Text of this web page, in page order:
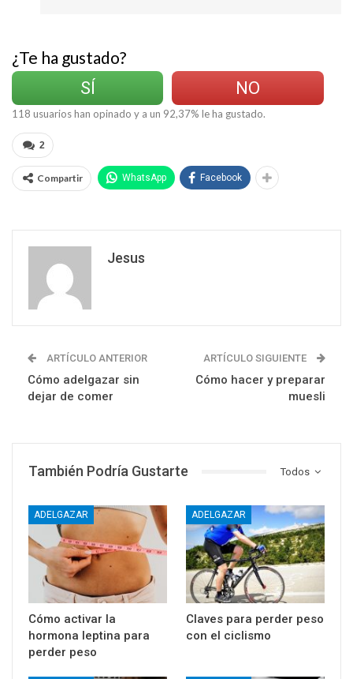
¿Te ha gustado?
SÍ
NO
118 usuarios han opinado y a un 92,37% le ha gustado.
2
Compartir WhatsApp Facebook
Jesus
ARTÍCULO ANTERIOR
Cómo adelgazar sin
dejar de comer
ARTÍCULO SIGUIENTE
Cómo hacer y preparar
muesli
Todos
También Podría Gustarte
ADELGAZAR
Cómo activar la
hormona leptina para
perder peso
ADELGAZAR
Claves para perder peso
con el ciclismo